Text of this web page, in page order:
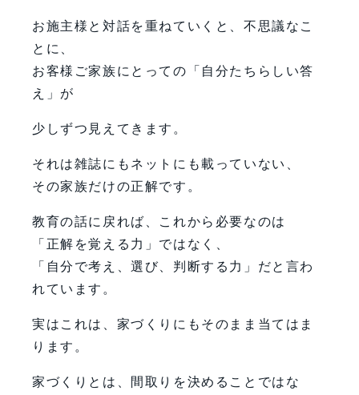
お施主様と対話を重ねていくと、不思議なこ
とに、
お客様ご家族にとっての「自分たちらしい答
え」が
少しずつ見えてきます。
それは雑誌にもネットにも載っていない、
その家族だけの正解です。
教育の話に戻れば、これから必要なのは
「正解を覚える力」ではなく、
「自分で考え、選び、判断する力」だと言わ
れています。
実はこれは、家づくりにもそのまま当てはま
ります。
家づくりとは、間取りを決めることではな